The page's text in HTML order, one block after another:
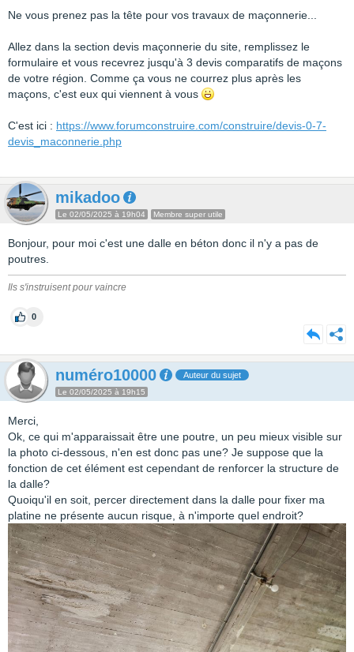
Ne vous prenez pas la tête pour vos travaux de maçonnerie...
Allez dans la section devis maçonnerie du site, remplissez le
formulaire et vous recevrez jusqu'à 3 devis comparatifs de maçons
de votre région. Comme ça vous ne courrez plus après les
maçons, c'est eux qui viennent à vous
C'est ici : https://www.forumconstruire.com/construire/devis-0-7-
devis_maconnerie.php
mikadoo
Le 02/05/2025 à 19h04 Membre super utile
Bonjour, pour moi c'est une dalle en béton donc il n'y a pas de
poutres.
Ils s'instruisent pour vaincre
0
numéro10000 Auteur du sujet
Le 02/05/2025 à 19h15
Merci,
Ok, ce qui m'apparaissait être une poutre, un peu mieux visible sur
la photo ci-dessous, n'en est donc pas une? Je suppose que la
fonction de cet élément est cependant de renforcer la structure de
la dalle?
Quoiqu'il en soit, percer directement dans la dalle pour fixer ma
platine ne présente aucun risque, à n'importe quel endroit?